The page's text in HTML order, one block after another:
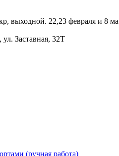
выходной. 22,23 февраля и 8
Заставная, 32Т
(ручная работа)